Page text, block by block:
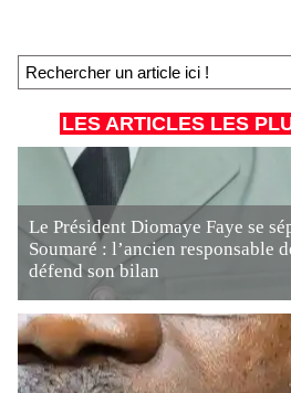
LES ARTICLES LES
Le Président Diomaye Faye se
Soumaré : l’ancien responsable
défend son bilan